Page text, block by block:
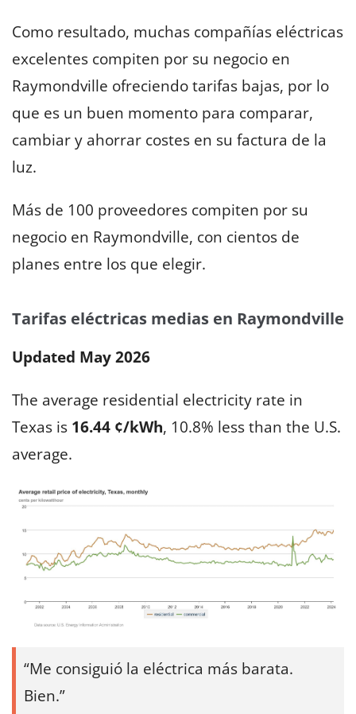
Como resultado, muchas compañías eléctricas
excelentes compiten por su negocio en
Raymondville ofreciendo tarifas bajas, por lo
que es un buen momento para comparar,
cambiar y ahorrar costes en su factura de la
luz.
Más de 100 proveedores compiten por su
negocio en Raymondville, con cientos de
planes entre los que elegir.
Tarifas eléctricas medias en Raymondville
Updated May 2026
The average residential electricity rate in
Texas is 16.44 ¢/kWh, 10.8% less than the U.S.
average.
Me consiguió la eléctrica más barata.
Bien.